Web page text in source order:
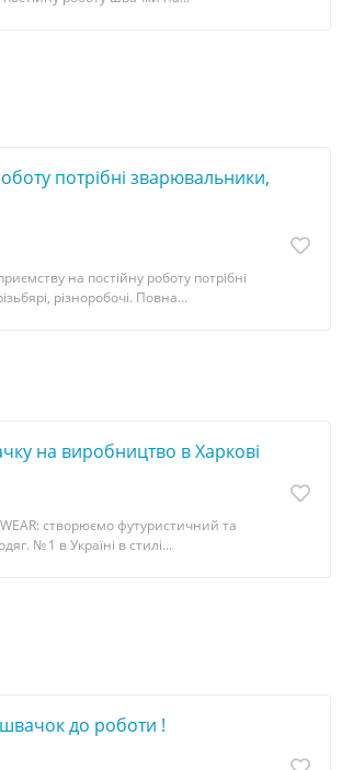
потрібні зварювальники,
на постійну роботу потрібні
різноробочі. Повна...
на виробництво в Харкові
створюємо футуристичний та
№ 1 в Україні в стилі...
до роботи !